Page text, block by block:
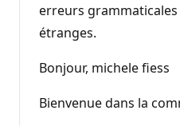
erreurs
étranges.
Bonjour, michele fiess
Bienvenue dans la